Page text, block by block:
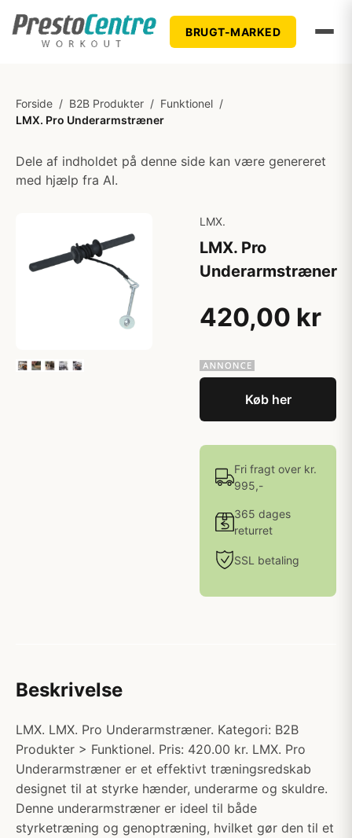
BRUGT-MARKED
Forside / B2B Produkter / Funktionel /
LMX. Pro Underarmstræner
Dele af indholdet på denne side kan være genereret
med hjælp fra AI.
LMX.
LMX. Pro
Underarmstræner
420,00 kr
Køb her
Fri fragt over kr.
995,-
365 dages
returret
SSL betaling
Beskrivelse
LMX. LMX. Pro Underarmstræner. Kategori: B2B
Produkter > Funktionel. Pris: 420.00 kr. LMX. Pro
Underarmstræner er et effektivt træningsredskab
designet til at styrke hænder, underarme og skuldre.
Denne underarmstræner er ideel til både
styrketræning og genoptræning, hvilket gør den til et